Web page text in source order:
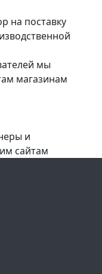
на поставку
мы
магазинам
и
сайтам